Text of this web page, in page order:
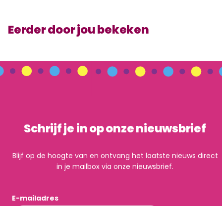
Eerder door jou bekeken
Schrijf je in op onze nieuwsbrief
Blijf op de hoogte van en ontvang het laatste nieuws direct
in je mailbox via onze nieuwsbrief.
E-mailadres